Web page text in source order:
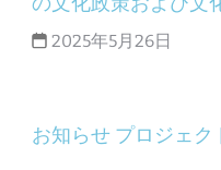
2025年5月26日
お知らせ プロジェク